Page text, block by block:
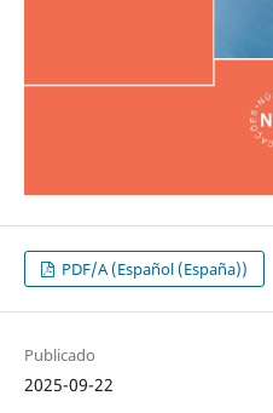
PDF/A (Español (España))
Publicado
2025-09-22